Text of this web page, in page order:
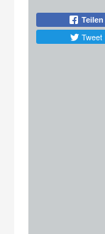
Teilen
Tweet